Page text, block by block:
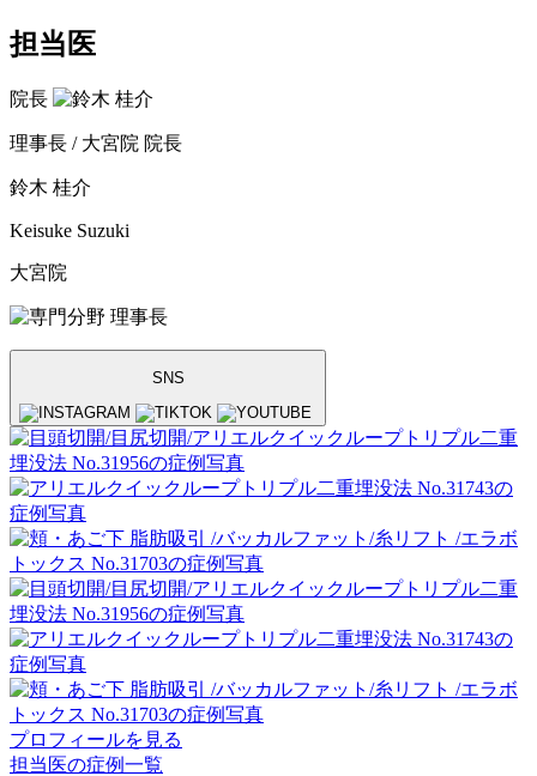
担当医
院長
理事長 / 大宮院 院長
鈴木 桂介
Keisuke Suzuki
大宮院
理事長
SNS
プロフィールを見る
担当医の症例一覧